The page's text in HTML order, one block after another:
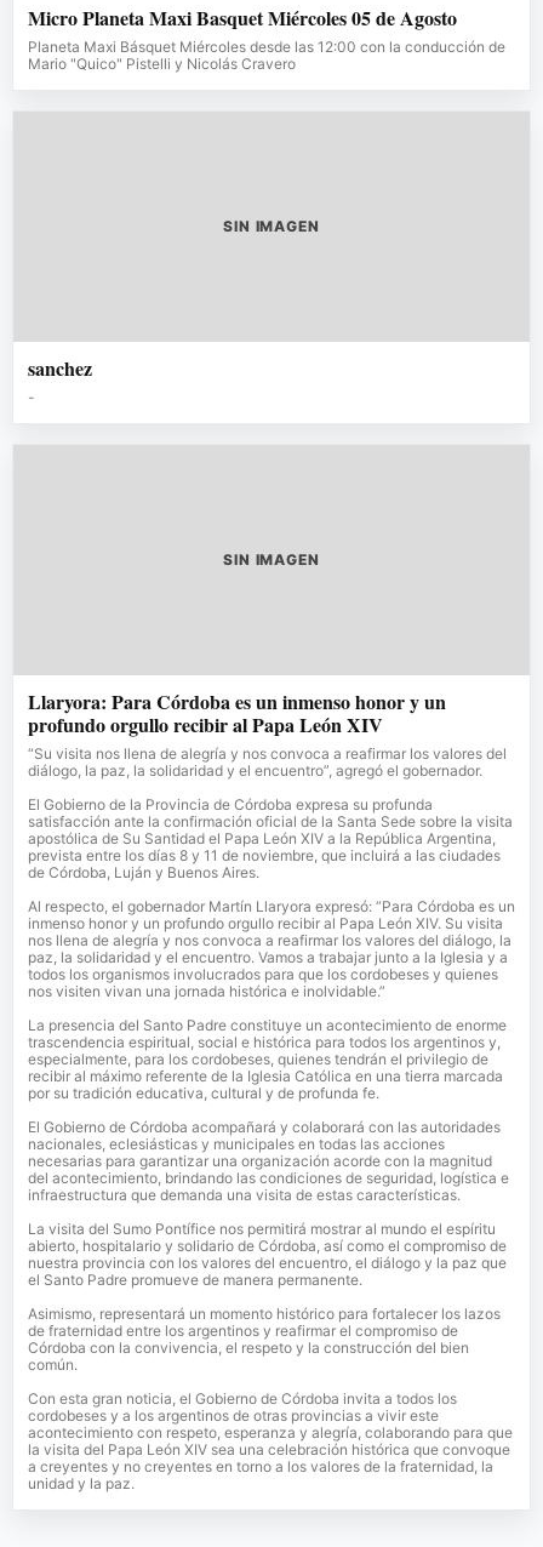
Micro Planeta Maxi Basquet Miércoles 05 de Agosto
Planeta Maxi Básquet Miércoles desde las 12:00 con la conducción de
Mario "Quico" Pistelli y Nicolás Cravero
SIN IMAGEN
sanchez
-
SIN IMAGEN
Llaryora: Para Córdoba es un inmenso honor y un
profundo orgullo recibir al Papa León XIV
“Su visita nos llena de alegría y nos convoca a reafirmar los valores del
diálogo, la paz, la solidaridad y el encuentro”, agregó el gobernador.
El Gobierno de la Provincia de Córdoba expresa su profunda
satisfacción ante la confirmación oficial de la Santa Sede sobre la visita
apostólica de Su Santidad el Papa León XIV a la República Argentina,
prevista entre los días 8 y 11 de noviembre, que incluirá a las ciudades
de Córdoba, Luján y Buenos Aires.
Al respecto, el gobernador Martín Llaryora expresó: “Para Córdoba es un
inmenso honor y un profundo orgullo recibir al Papa León XIV. Su visita
nos llena de alegría y nos convoca a reafirmar los valores del diálogo, la
paz, la solidaridad y el encuentro. Vamos a trabajar junto a la Iglesia y a
todos los organismos involucrados para que los cordobeses y quienes
nos visiten vivan una jornada histórica e inolvidable.”
La presencia del Santo Padre constituye un acontecimiento de enorme
trascendencia espiritual, social e histórica para todos los argentinos y,
especialmente, para los cordobeses, quienes tendrán el privilegio de
recibir al máximo referente de la Iglesia Católica en una tierra marcada
por su tradición educativa, cultural y de profunda fe.
El Gobierno de Córdoba acompañará y colaborará con las autoridades
nacionales, eclesiásticas y municipales en todas las acciones
necesarias para garantizar una organización acorde con la magnitud
del acontecimiento, brindando las condiciones de seguridad, logística e
infraestructura que demanda una visita de estas características.
La visita del Sumo Pontífice nos permitirá mostrar al mundo el espíritu
abierto, hospitalario y solidario de Córdoba, así como el compromiso de
nuestra provincia con los valores del encuentro, el diálogo y la paz que
el Santo Padre promueve de manera permanente.
Asimismo, representará un momento histórico para fortalecer los lazos
de fraternidad entre los argentinos y reafirmar el compromiso de
Córdoba con la convivencia, el respeto y la construcción del bien
común.
Con esta gran noticia, el Gobierno de Córdoba invita a todos los
cordobeses y a los argentinos de otras provincias a vivir este
acontecimiento con respeto, esperanza y alegría, colaborando para que
la visita del Papa León XIV sea una celebración histórica que convoque
a creyentes y no creyentes en torno a los valores de la fraternidad, la
unidad y la paz.